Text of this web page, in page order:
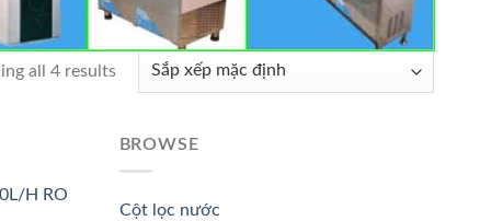
all 4 results
BROWSE
Cột lọc nước